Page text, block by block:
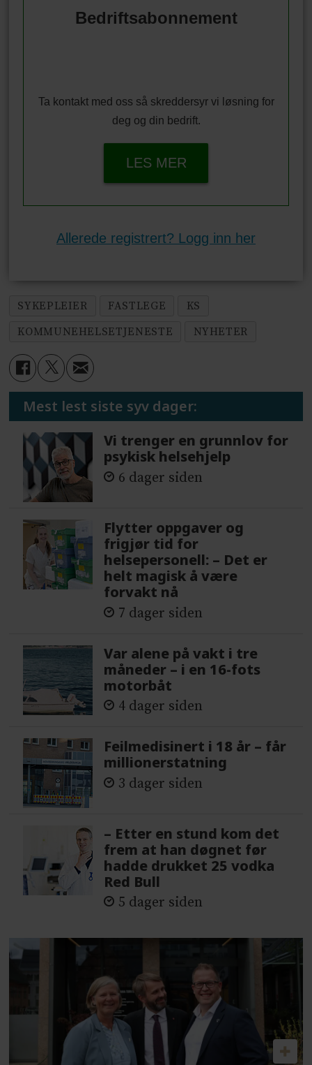
Bedriftsabonnement
Ta kontakt med oss så skreddersyr vi løsning for
deg og din bedrift.
LES MER
Allerede registrert? Logg inn her
SYKEPLEIER FASTLEGE
KS
KOMMUNEHELSETJENESTE
NYHETER
Mest lest siste syv dager:
Vi trenger en grunnlov for
psykisk helsehjelp
6 dager siden
Flytter oppgaver og
frigjør tid for
helsepersonell: – Det er
helt magisk å være
forvakt nå
7 dager siden
Var alene på vakt i tre
måneder – i en 16-fots
motorbåt
4 dager siden
Feilmedisinert i 18 år – får
millionerstatning
3 dager siden
– Etter en stund kom det
frem at han døgnet før
hadde drukket 25 vodka
Red Bull
5 dager siden